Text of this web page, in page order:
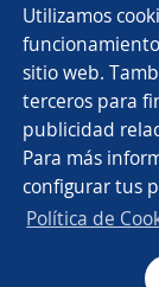
Utilizamos
sitio web.
terceros para
publicidad
Para más
configurar tus
Política de
Chófer repartidor
Reclutador
Operador de
Chófer operador
Chófer de
CT
GTL
Ciudad
Contrato
Tiempo
Hace 2 días